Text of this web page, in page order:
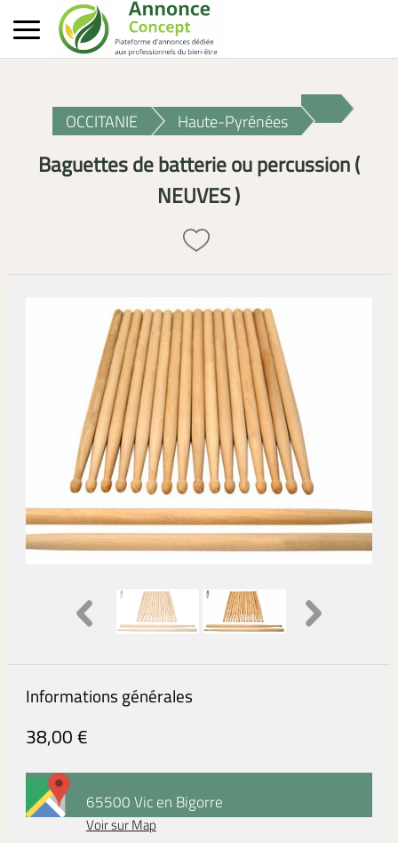
OCCITANIE Haute-Pyrénées
Baguettes de batterie ou percussion (
NEUVES )
Informations générales
38,00 €
65500 Vic en Bigorre
Voir sur Map